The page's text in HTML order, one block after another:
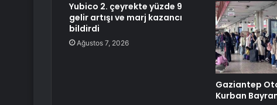
Yubico 2. çeyrekte yüzde 9
gelir artışı ve marj kazancı
bildirdi
Ağustos 7, 2026
Gaziantep
Kurban